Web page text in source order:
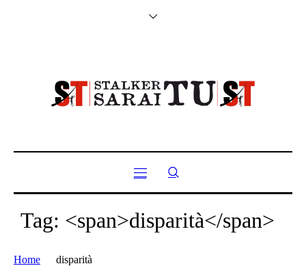
Tag: <span>disparità</span>
Home disparità